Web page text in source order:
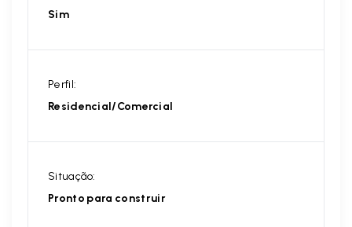
Sim
Perfil:
Residencial/Comercial
Situação:
Pronto para construir